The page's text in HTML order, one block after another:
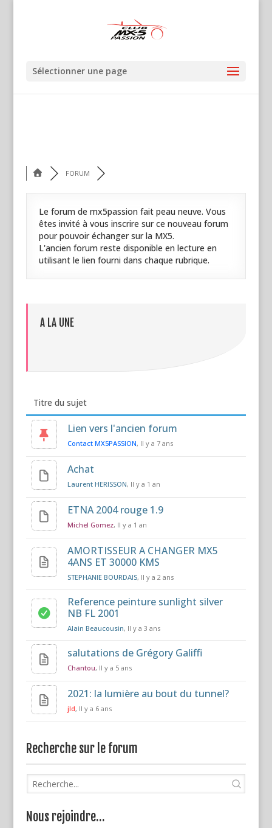
Sélectionner une page
FORUM
Le forum de mx5passion fait peau neuve. Vous
êtes invité à vous inscrire sur ce nouveau forum
pour pouvoir échanger sur la MX5.
L'ancien forum reste disponible en lecture en
utilisant le lien fourni dans chaque rubrique.
A LA UNE
Titre du sujet
Lien vers l'ancien forum
Contact MX5PASSION, Il y a 7 ans
Achat
Laurent HERISSON, Il y a 1 an
ETNA 2004 rouge 1.9
Michel Gomez, Il y a 1 an
AMORTISSEUR A CHANGER MX5
4ANS ET 30000 KMS
STEPHANIE BOURDAIS, Il y a 2 ans
Reference peinture sunlight silver
NB FL 2001
Alain Beaucousin, Il y a 3 ans
salutations de Grégory Galiffi
Chantou, Il y a 5 ans
2021: la lumière au bout du tunnel?
jld, Il y a 6 ans
Recherche sur le forum
Nous rejoindre…